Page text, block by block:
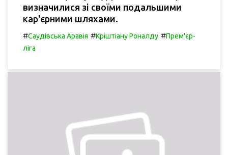
визначилися зі своїми подальшими
кар'єрними шляхами.
#Саудівська Аравія #Кріштіану Роналду #Прем'єр-
ліга